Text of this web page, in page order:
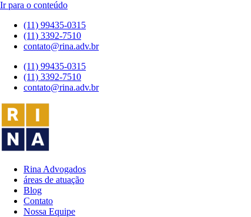
Ir para o conteúdo
(11) 99435-0315
(11) 3392-7510
contato@rina.adv.br
(11) 99435-0315
(11) 3392-7510
contato@rina.adv.br
Rina Advogados
áreas de atuação
Blog
Contato
Nossa Equipe